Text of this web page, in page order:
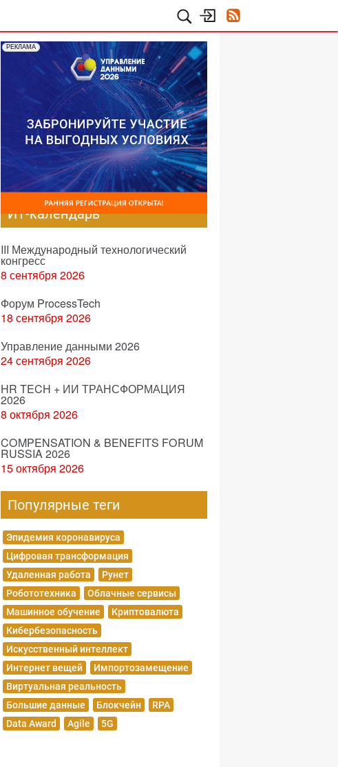
РЕКЛАМА
ИТ-календарь
III Международный технологический
конгресс
8 сентября 2026
Форум ProcessTech
18 сентября 2026
Управление данными 2026
24 сентября 2026
HR TECH + ИИ ТРАНСФОРМАЦИЯ
2026
8 октября 2026
COMPENSATION & BENEFITS FORUM
RUSSIA 2026
15 октября 2026
Популярные теги
Эпидемия коронавируса
Цифровая трансформация
Удаленная работа
Рунет
Робототехника
Облачные сервисы
Машинное обучение
Криптовалюта
Кибербезопасность
Искусственный интеллект
Интернет вещей
Импортозамещение
Виртуальная реальность
Большие данные
Блокчейн
RPA
Data Award
Agile 5G